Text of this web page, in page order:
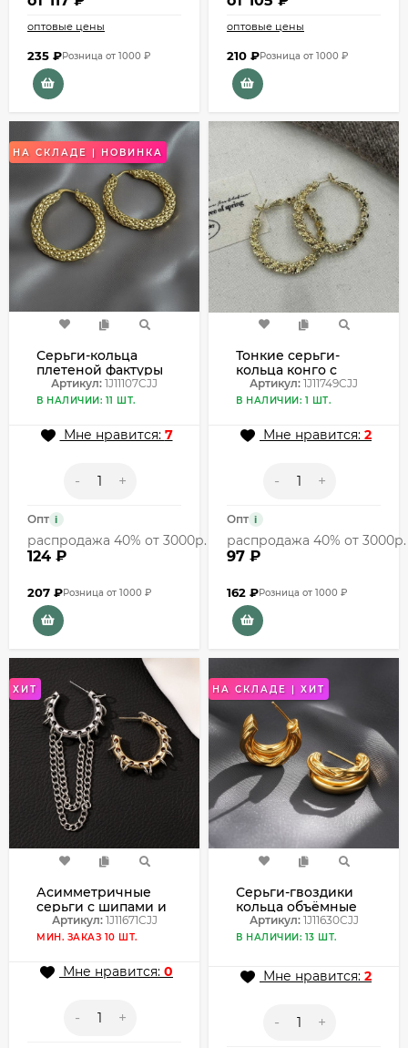
оптовые цены
235 ₽Розница от 1000 ₽
оптовые цены
210 ₽Розница от 1000 ₽
НА СКЛАДЕ | НОВИНКА
Серьги-кольца
плетеной фактуры
1J11107CJJ
Артикул: 1J11107CJJ
В НАЛИЧИИ: 11 ШТ.
Мне нравится: 7
- +
Опт i
распродажа 40% от 3000р.
124 ₽
207 ₽Розница от 1000 ₽
Тонкие серьги-
кольца конго с
плетением в виде
косы 1J11749CJJ
Артикул: 1J11749CJJ
В НАЛИЧИИ: 1 ШТ.
Мне нравится: 2
- +
Опт i
распродажа 40% от 3000р.
97 ₽
162 ₽Розница от 1000 ₽
ХИТ
Асимметричные
серьги с шипами и
цепями 1J11671CJJ
Артикул:1J11671CJJ
МИН. ЗАКАЗ 10 ШТ.
Мне нравится: 0
- +
НА СКЛАДЕ | ХИТ
Серьги-гвоздики
кольца объёмные
1J11630CJJ
Артикул:1J11630CJJ
В НАЛИЧИИ: 13 ШТ.
Мне нравится: 2
- +